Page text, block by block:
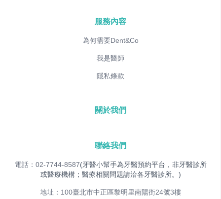
服務內容
為何需要Dent&Co
我是醫師
隱私條款
關於我們
聯絡我們
電話：02-7744-8587(牙醫小幫手為牙醫預約平台，非牙醫診所
或醫療機構；醫療相關問題請洽各牙醫診所。)
地址：100臺北市中正區黎明里南陽街24號3樓